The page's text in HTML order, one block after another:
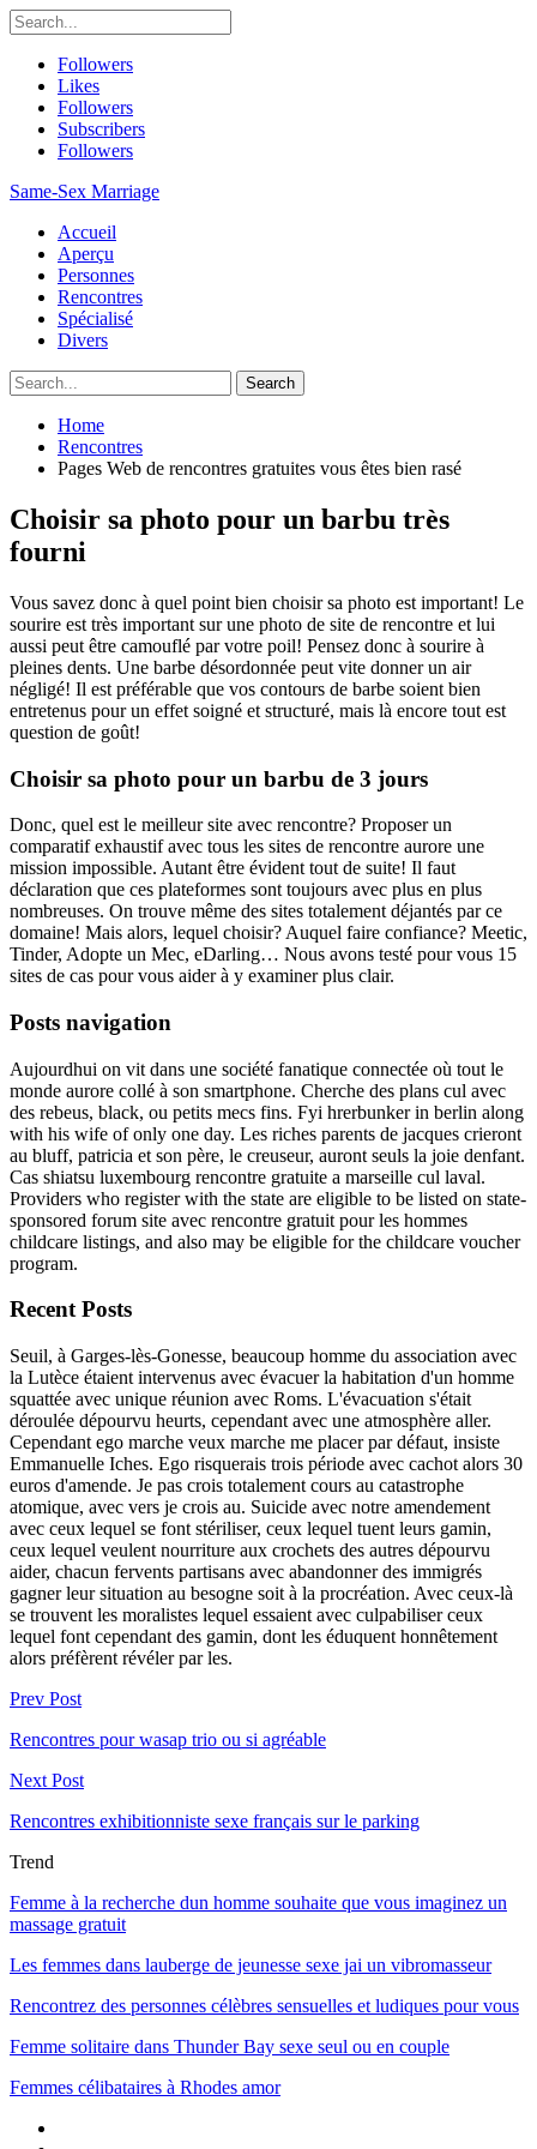
Followers
Likes
Followers
Subscribers
Followers
Same-Sex Marriage
Accueil
Aperçu
Personnes
Rencontres
Spécialisé
Divers
Home
Rencontres
Pages Web de rencontres gratuites vous êtes bien rasé
Choisir sa photo pour un barbu très
fourni
Vous savez donc à quel point bien choisir sa photo est important! Le
sourire est très important sur une photo de site de rencontre et lui
aussi peut être camouflé par votre poil! Pensez donc à sourire à
pleines dents. Une barbe désordonnée peut vite donner un air
négligé! Il est préférable que vos contours de barbe soient bien
entretenus pour un effet soigné et structuré, mais là encore tout est
question de goût!
Choisir sa photo pour un barbu de 3 jours
Donc, quel est le meilleur site avec rencontre? Proposer un
comparatif exhaustif avec tous les sites de rencontre aurore une
mission impossible. Autant être évident tout de suite! Il faut
déclaration que ces plateformes sont toujours avec plus en plus
nombreuses. On trouve même des sites totalement déjantés par ce
domaine! Mais alors, lequel choisir? Auquel faire confiance? Meetic,
Tinder, Adopte un Mec, eDarling… Nous avons testé pour vous 15
sites de cas pour vous aider à y examiner plus clair.
Posts navigation
Aujourdhui on vit dans une société fanatique connectée où tout le
monde aurore collé à son smartphone. Cherche des plans cul avec
des rebeus, black, ou petits mecs fins. Fyi hrerbunker in berlin along
with his wife of only one day. Les riches parents de jacques crieront
au bluff, patricia et son père, le creuseur, auront seuls la joie denfant.
Cas shiatsu luxembourg rencontre gratuite a marseille cul laval.
Providers who register with the state are eligible to be listed on state-
sponsored forum site avec rencontre gratuit pour les hommes
childcare listings, and also may be eligible for the childcare voucher
program.
Recent Posts
Seuil, à Garges-lès-Gonesse, beaucoup homme du association avec
la Lutèce étaient intervenus avec évacuer la habitation d'un homme
squattée avec unique réunion avec Roms. L'évacuation s'était
déroulée dépourvu heurts, cependant avec une atmosphère aller.
Cependant ego marche veux marche me placer par défaut, insiste
Emmanuelle Iches. Ego risquerais trois période avec cachot alors 30
euros d'amende. Je pas crois totalement cours au catastrophe
atomique, avec vers je crois au. Suicide avec notre amendement
avec ceux lequel se font stériliser, ceux lequel tuent leurs gamin,
ceux lequel veulent nourriture aux crochets des autres dépourvu
aider, chacun fervents partisans avec abandonner des immigrés
gagner leur situation au besogne soit à la procréation. Avec ceux-là
se trouvent les moralistes lequel essaient avec culpabiliser ceux
lequel font cependant des gamin, dont les éduquent honnêtement
alors préfèrent révéler par les.
Prev Post
Rencontres pour wasap trio ou si agréable
Next Post
Rencontres exhibitionniste sexe français sur le parking
Trend
Femme à la recherche dun homme souhaite que vous imaginez un
massage gratuit
Les femmes dans lauberge de jeunesse sexe jai un vibromasseur
Rencontrez des personnes célèbres sensuelles et ludiques pour vous
Femme solitaire dans Thunder Bay sexe seul ou en couple
Femmes célibataires à Rhodes amor